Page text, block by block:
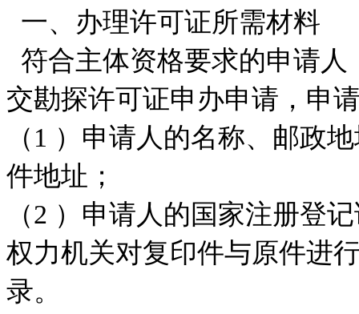
一、办理许可证所需材料
符合主体资格要求的申请
交勘探许可证申办申请，申
（1 ）申请人的名称、邮政
件地址；
（2 ）申请人的国家注册登
权力机关对复印件与原件进
录。